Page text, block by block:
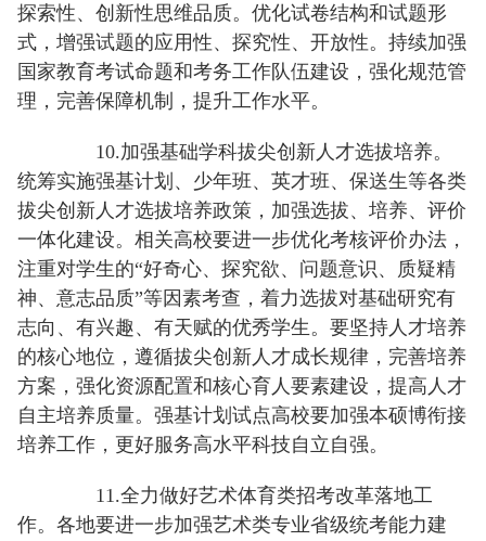
探索性、创新性思维品质。优化试卷结构和试题形
式，增强试题的应用性、探究性、开放性。持续加强
国家教育考试命题和考务工作队伍建设，强化规范管
理，完善保障机制，提升工作水平。
10.加强基础学科拔尖创新人才选拔培养。
统筹实施强基计划、少年班、英才班、保送生等各类
拔尖创新人才选拔培养政策，加强选拔、培养、评价
一体化建设。相关高校要进一步优化考核评价办法，
注重对学生的“好奇心、探究欲、问题意识、质疑精
神、意志品质”等因素考查，着力选拔对基础研究有
志向、有兴趣、有天赋的优秀学生。要坚持人才培养
的核心地位，遵循拔尖创新人才成长规律，完善培养
方案，强化资源配置和核心育人要素建设，提高人才
自主培养质量。强基计划试点高校要加强本硕博衔接
培养工作，更好服务高水平科技自立自强。
11.全力做好艺术体育类招考改革落地工
作。各地要进一步加强艺术类专业省级统考能力建